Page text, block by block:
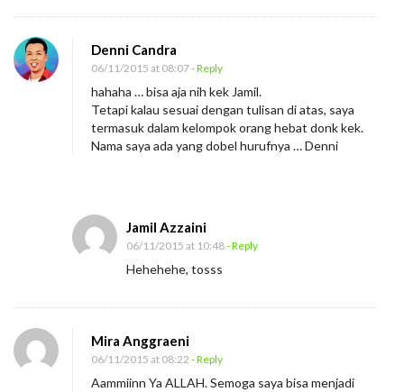
n
u
k
a
n
u
e
a
n
Denni Candra
06/11/2015 at 08:07- Reply
hahaha … bisa aja nih kek Jamil.
Tetapi kalau sesuai dengan tulisan di atas, saya
termasuk dalam kelompok orang hebat donk kek.
Nama saya ada yang dobel hurufnya … Denni
Jamil Azzaini
06/11/2015 at 10:48- Reply
Hehehehe, tosss
Mira Anggraeni
06/11/2015 at 08:22 - Reply
Aammiinn Ya ALLAH. Semoga saya bisa menjadi